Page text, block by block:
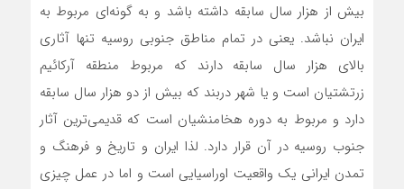
بیش از هزار سال سابقه داشته باشد و به گونه‌ای مربوط به
ایران نباشد. یعنی در تمام مناطق جنوبی روسیه تنها آثاری
بالای هزار سال سابقه دارند که مربوط منطقه آرکائیم
زرتشتیان است و یا شهر دربند که بیش از دو هزار سال سابقه
دارد و مربوط به دوره هخامنشیان است که قدیمی‌ترین آثار
جنوب روسیه در آن قرار دارد. لذا ایران و تاریخ و فرهنگ و
تمدن ایرانی یک واقعیت اوراسیایی است و اما در عمل چیزی